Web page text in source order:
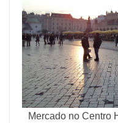
Mercado no Centro